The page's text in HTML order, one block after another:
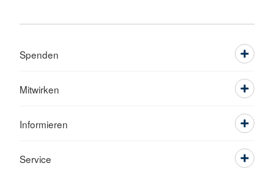
Spenden
Mitwirken
Informieren
Service